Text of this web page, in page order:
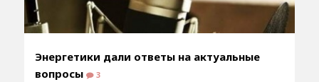
Энергетики дали ответы на актуальные
вопросы
3